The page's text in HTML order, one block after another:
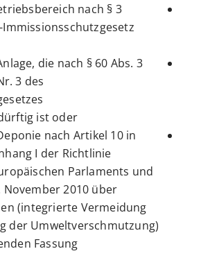
nach § 3
die nach § 60 Abs. 3
3 des
ist oder
nach Artikel 10 in
I der Richtlinie
Parlaments und
November 2010 über
(integrierte Vermeidung
der Umweltverschmutzung)
Fassung